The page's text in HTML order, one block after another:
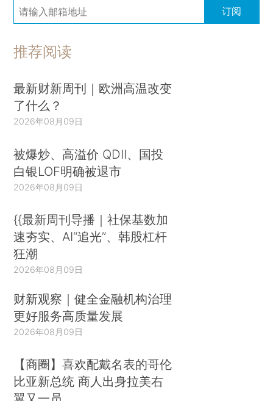
订阅
推荐阅读
最新财新周刊｜欧洲高温改变
了什么？
2026年08月09日
被爆炒、高溢价 QDII、国投
白银LOF明确被退市
2026年08月09日
{{最新周刊导播｜社保基数加
速夯实、AI“追光”、韩股杠杆
狂潮
2026年08月09日
财新观察｜健全金融机构治理
更好服务高质量发展
2026年08月09日
【商圈】喜欢配戴名表的哥伦
比亚新总统 商人出身拉美右